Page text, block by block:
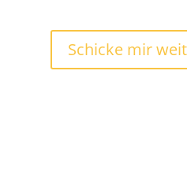
Schicke mir